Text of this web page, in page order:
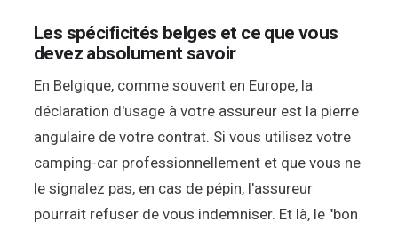
Les spécificités belges et ce que vous
devez absolument savoir
En Belgique, comme souvent en Europe, la
déclaration d'usage à votre assureur est la pierre
angulaire de votre contrat. Si vous utilisez votre
camping-car professionnellement et que vous ne
le signalez pas, en cas de pépin, l'assureur
pourrait refuser de vous indemniser. Et là, le "bon